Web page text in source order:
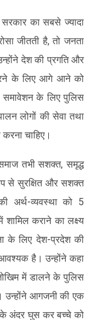
का सबसे ज्यादा
जीतती है, तो जनता
देश की प्रगति और
करने के लिए आगे आने को
समावेशन के लिए पुलिस
लोगों की सेवा तथा
चाहिए।
तभी सशक्त, समृद्ध
से सुरक्षित और सशक्त
अर्थ-व्यवस्था को 5
शामिल कराने का लक्ष्य
के लिए देश-प्रदेश की
है। उन्होंने कहा
में डालने के पुलिस
उन्होंने आगजनी की एक
अंदर घुस कर बच्चे को